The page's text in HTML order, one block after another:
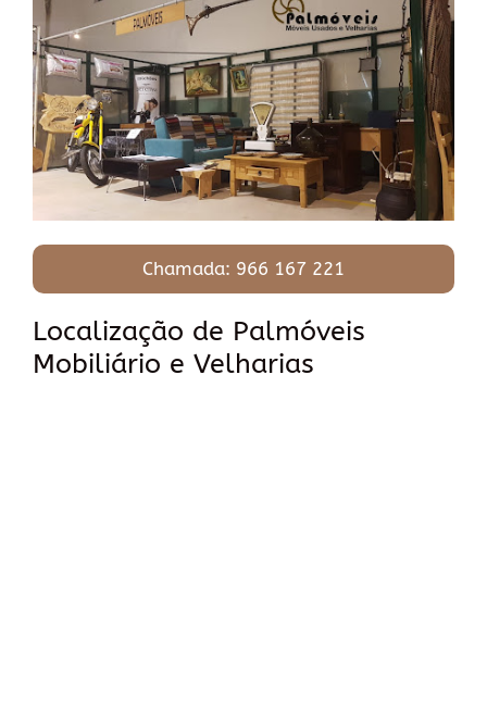
Chamada: 966 167 221
Localização de Palmóveis
Mobiliário e Velharias